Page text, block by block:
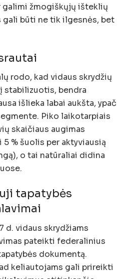
žmogiškųjų išteklių
gali būti ne tik ilgesnės, bet
rodo, kad vidaus skrydžių
stabilizuotis, bendra
išlieka labai aukšta, ypač
Piko laikotarpiais
skaičiaus augimas
% šuolis per aktyviausią
o tai natūraliai didina
tapatybės
d. vidaus skrydžiams
pateikti federalinius
dokumentą.
keliautojams gali prireikti